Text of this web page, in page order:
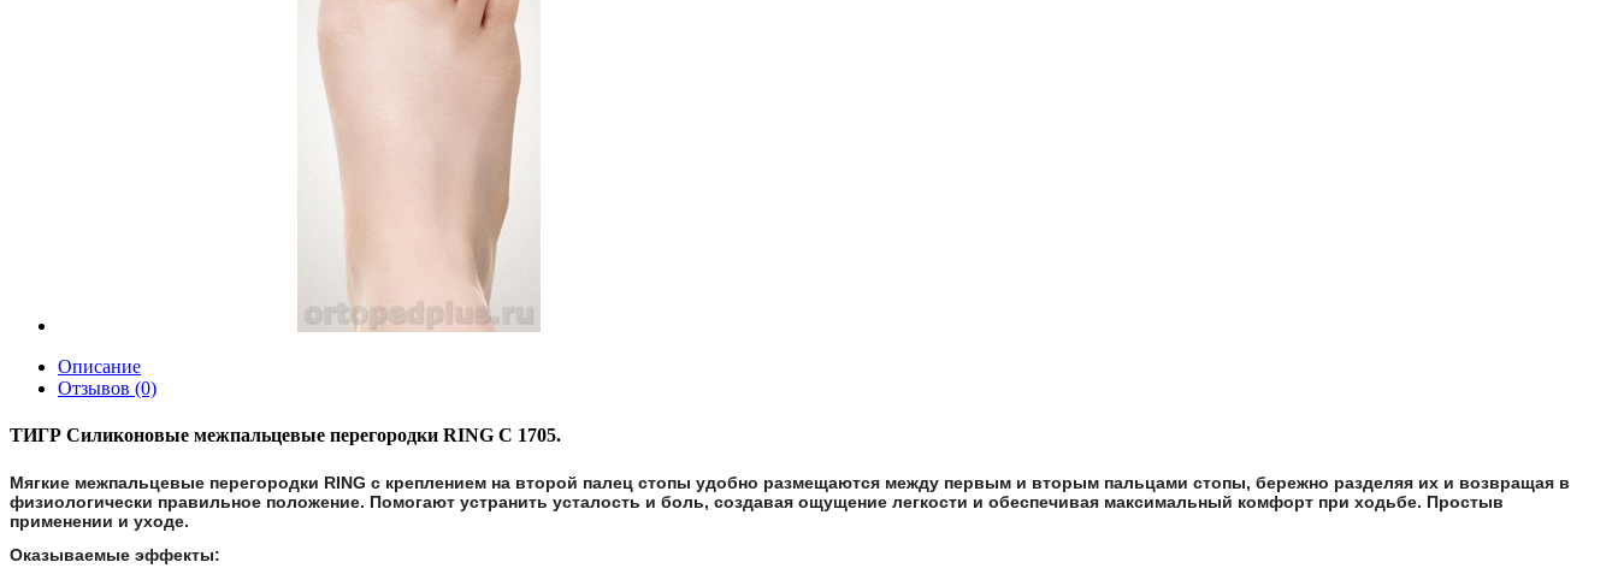
Описание
Отзывов (0)
ТИГР Силиконовые межпальцевые перегородки RING C 1705.
Мягкие межпальцевые перегородки RING с креплением на второй палец стопы удобно размещаются между первым и вторым пальцами стопы, бережно разделяя их и возвращая в
физиологически правильное положение. Помогают устранить усталость и боль, создавая ощущение легкости и обеспечивая максимальный комфорт при ходьбе. Простыв
применении и уходе.
Оказываемые эффекты: